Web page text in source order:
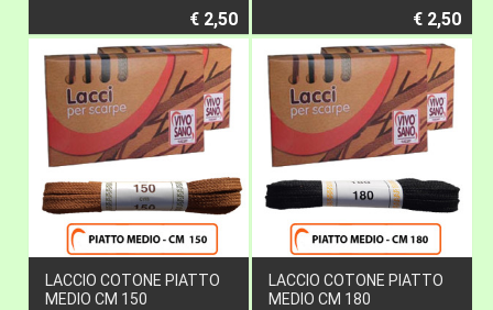
€ 2,50 € 2,50
LACCIO COTONE PIATTO
MEDIO CM 150
LACCIO COTONE PIATTO
MEDIO CM 180